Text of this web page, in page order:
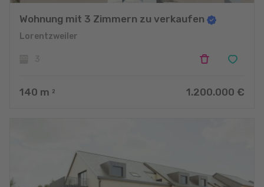
Wohnung mit 3 Zimmern zu verkaufen
Lorentzweiler
140 m 2 1.200.000 €